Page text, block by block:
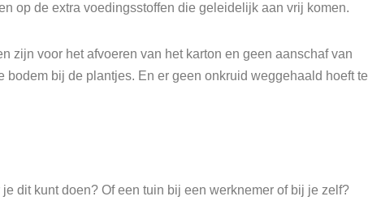
op de extra voedingsstoffen die geleidelijk aan vrij komen.
zijn voor het afvoeren van het karton en geen aanschaf van
bodem bij de plantjes. En er geen onkruid weggehaald hoeft te
dit kunt doen? Of een tuin bij een werknemer of bij je zelf?